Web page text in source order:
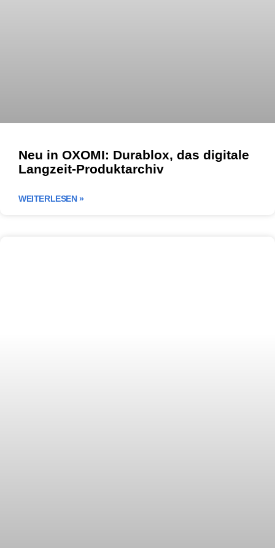
Neu in OXOMI: Durablox, das digitale
Langzeit-Produktarchiv
WEITERLESEN »